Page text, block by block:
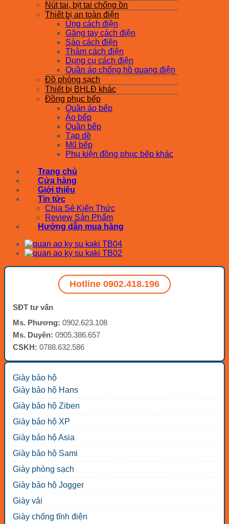
Nút tai, bịt tai chống ồn
Thiết bị an toàn điện
Ủng cách điện
Găng tay cách điện
Sào cách điện
Thảm cách điện
Dụng cụ cách điện
Quần áo chống hồ quang điện
Đồ phòng sạch
Thiết bị BHLĐ khác
Đồng phục bếp
Quần áo bếp
Áo bếp
Quần bếp
Tạp dề
Mũ bếp
Phụ kiện đồng phục bếp khác
Trang chủ
Cửa hàng
Giới thiệu
Tin tức
Chia Sẻ Kiến Thức
Review Sản Phẩm
Hướng dẫn mua hàng
Hotline 0902.418.196
SĐT tư vấn
Ms. Phương: 0902.623.108
Ms. Duyên: 0905.386.657
CSKH: 0788.632.586
Giày bảo hộ
Giày bảo hộ Hans
Giày bảo hộ Ziben
Giày bảo hộ XP
Giày bảo hộ Asia
Giày bảo hộ Sami
Giày phòng sạch
Giày bảo hộ Jogger
Giày vải
Giày chống tĩnh điện